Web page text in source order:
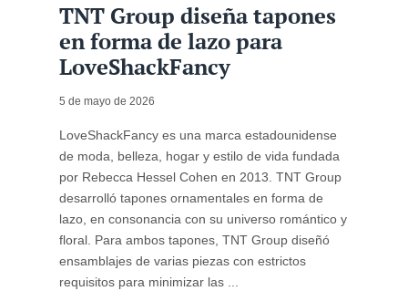
TNT Group diseña tapones
en forma de lazo para
LoveShackFancy
5 de mayo de 2026
LoveShackFancy es una marca estadounidense
de moda, belleza, hogar y estilo de vida fundada
por Rebecca Hessel Cohen en 2013. TNT Group
desarrolló tapones ornamentales en forma de
lazo, en consonancia con su universo romántico y
floral. Para ambos tapones, TNT Group diseñó
ensamblajes de varias piezas con estrictos
requisitos para minimizar las ...